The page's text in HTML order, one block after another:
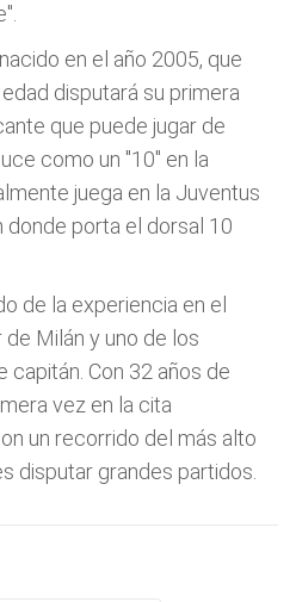
en el año 2005, que
disputará su primera
que puede jugar de
como un "10" en la
juega en la Juventus
donde porta el dorsal 10
de la experiencia en el
Milán y uno de los
Con 32 años de
vez en la cita
un recorrido del más alto
disputar grandes partidos.